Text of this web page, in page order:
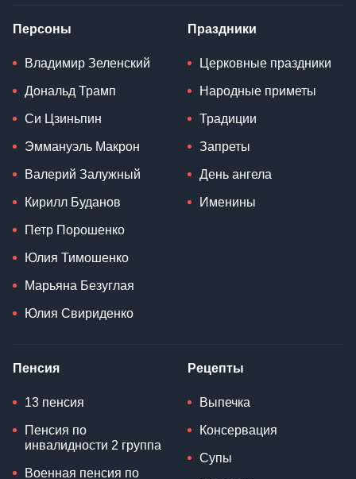
Персоны
Владимир Зеленский
Дональд Трамп
Си Цзиньпин
Эммануэль Макрон
Валерий Залужный
Кирилл Буданов
Петр Порошенко
Юлия Тимошенко
Марьяна Безуглая
Юлия Свириденко
Праздники
Церковные праздники
Народные приметы
Традиции
Запреты
День ангела
Именины
Пенсия
13 пенсия
Пенсия по
инвалидности 2 группа
Военная пенсия по
Рецепты
Выпечка
Консервация
Супы